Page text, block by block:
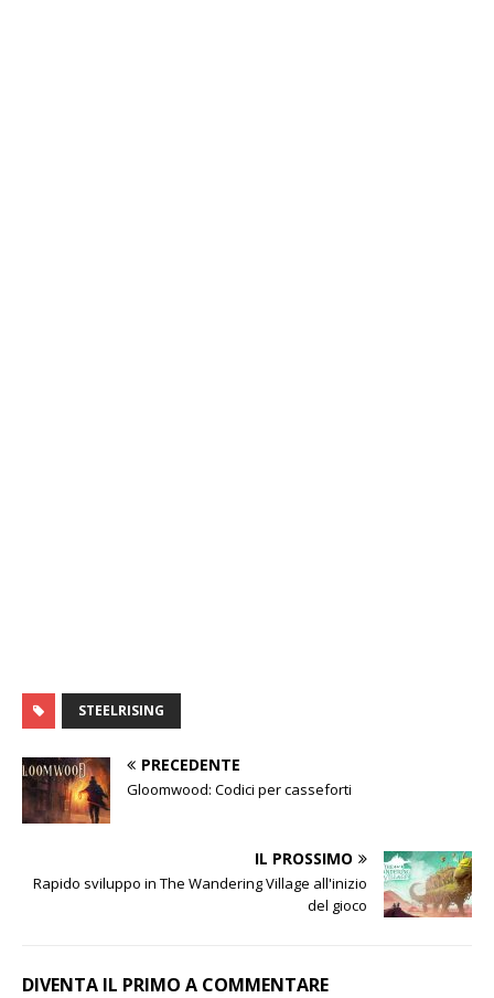
STEELRISING
PRECEDENTE
Gloomwood: Codici per casseforti
IL PROSSIMO
Rapido sviluppo in The Wandering Village all'inizio
del gioco
DIVENTA IL PRIMO A COMMENTARE